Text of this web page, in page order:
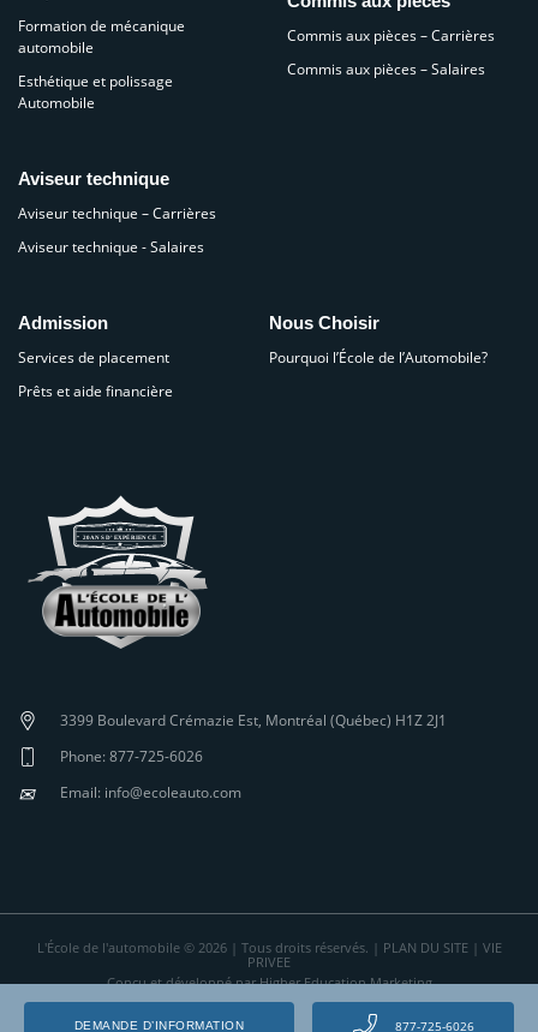
DEMANDE D’INFORMATION 877-725-6026
3399 Boulevard Crémazie Est, Montréal (Québec) H1Z 2J1
Phone: 877-725-6026
✉ Email: info@ecoleauto.com
Formation de mécanique
automobile
Esthétique et polissage
Automobile
Aviseur technique
Aviseur technique – Carrières
Aviseur technique - Salaires
Commis aux pièces – Carrières
Commis aux pièces – Salaires
Admission
Services de placement
Prêts et aide financière
Nous Choisir
Pourquoi l’École de l’Automobile?
L'École de l'automobile © 2026 | Tous droits réservés. | PLAN DU SITE| VIE
PRIVEE
Conçu et développé par Higher Education Marketing